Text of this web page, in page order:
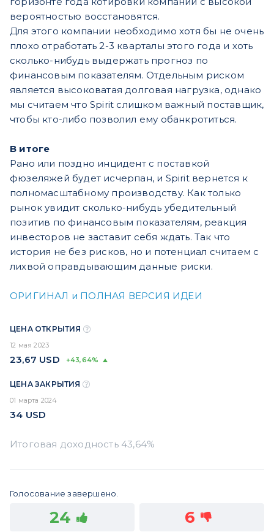
вероятностью восстановятся.
Для этого компании необходимо хотя бы не очень
плохо отработать 2-3 кварталы этого года и хоть
сколько-нибудь выдержать прогноз по
финансовым показателям. Отдельным риском
является высоковатая долговая нагрузка, однако
мы считаем что Spirit слишком важный поставщик,
чтобы кто-либо позволил ему обанкротиться.
В итоге
Рано или поздно инцидент с поставкой
фюзеляжей будет исчерпан, и Spirit вернется к
полномасштабному производству. Как только
рынок увидит сколько-нибудь убедительный
позитив по финансовым показателям, реакция
инвесторов не заставит себя ждать. Так что
история не без рисков, но и потенциал считаем с
лихвой оправдывающим данные риски.
ОРИГИНАЛ и ПОЛНАЯ ВЕРСИЯ ИДЕИ
ЦЕНА ОТКРЫТИЯ
12 мая 2023
23,67 USD +43,64%
ЦЕНА ЗАКРЫТИЯ
01 марта 2024
34 USD
Голосование завершено.
24 6